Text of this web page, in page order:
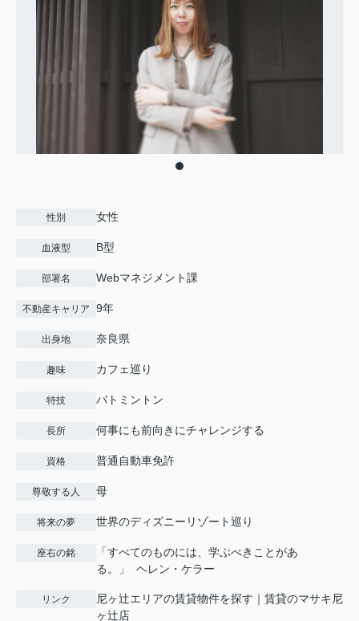
性別 女性
血液型 B型
部署名 Webマネジメント課
不動産キャリア 9年
出身地 奈良県
趣味 カフェ巡り
特技 バトミントン
長所 何事にも前向きにチャレンジする
資格 普通自動車免許
尊敬する人 母
将来の夢 世界のディズニーリゾート巡り
座右の銘
「すべてのものには、学ぶべきことがあ
る。」 ヘレン・ケラー
リンク
尼ヶ辻エリアの賃貸物件を探す｜賃貸のマサキ尼
ヶ辻店